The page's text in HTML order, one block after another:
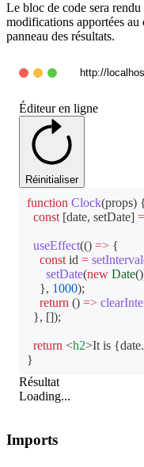
Le bloc de code sera
modifications apportées au
panneau des résultats.
http://
Éditeur en ligne
Réinitialiser
function Clock(props)
const [date, setDate] =
useEffect(() => {
const id = setInterval
setDate(new Date()
}, 1000);
return () =>
}, []);
return <h2>It is {date.
}
Résultat
Loading...
Imports